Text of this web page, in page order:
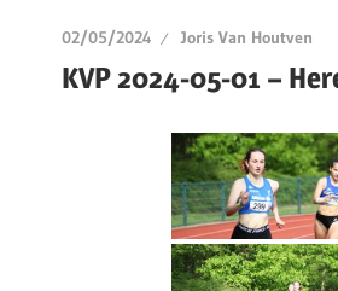
02/05/2024 Joris Van Houtven
KVP 2024-05-01 –